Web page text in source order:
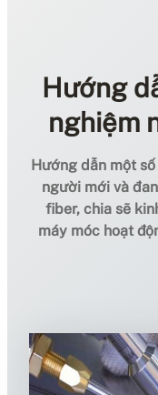
Hướng
nghiệm
Hướng dẫn một
người mới và
fiber, chia sẽ
máy móc hoạt